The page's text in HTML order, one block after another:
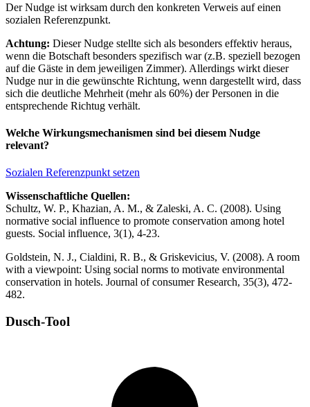
Der Nudge ist wirksam durch den konkreten Verweis auf einen
sozialen Referenzpunkt.
Achtung: Dieser Nudge stellte sich als besonders effektiv heraus,
wenn die Botschaft besonders spezifisch war (z.B. speziell bezogen
auf die Gäste in dem jeweiligen Zimmer). Allerdings wirkt dieser
Nudge nur in die gewünschte Richtung, wenn dargestellt wird, dass
sich die deutliche Mehrheit (mehr als 60%) der Personen in die
entsprechende Richtug verhält.
Welche Wirkungsmechanismen sind bei diesem Nudge
relevant?
Sozialen Referenzpunkt setzen
Wissenschaftliche Quellen:
Schultz, W. P., Khazian, A. M., & Zaleski, A. C. (2008). Using
normative social influence to promote conservation among hotel
guests. Social influence, 3(1), 4-23.
Goldstein, N. J., Cialdini, R. B., & Griskevicius, V. (2008). A room
with a viewpoint: Using social norms to motivate environmental
conservation in hotels. Journal of consumer Research, 35(3), 472-
482.
Dusch-Tool